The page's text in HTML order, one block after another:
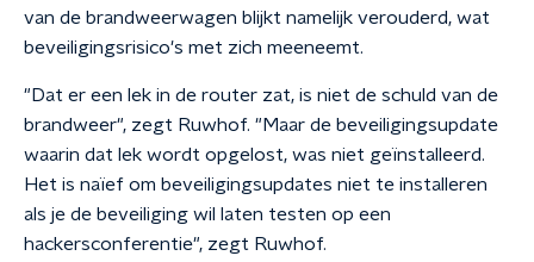
van de brandweerwagen blijkt namelijk verouderd, wat
beveiligingsrisico's met zich meeneemt.
"Dat er een lek in de router zat, is niet de schuld van de
brandweer", zegt Ruwhof. "Maar de beveiligingsupdate
waarin dat lek wordt opgelost, was niet geïnstalleerd.
Het is naïef om beveiligingsupdates niet te installeren
als je de beveiliging wil laten testen op een
hackersconferentie", zegt Ruwhof.